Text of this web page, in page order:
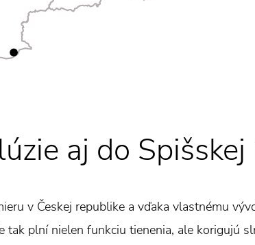
aj do Spišskej
v Českej republike a vďaka vlastnému
tak plní nielen funkciu tienenia, ale korigujú